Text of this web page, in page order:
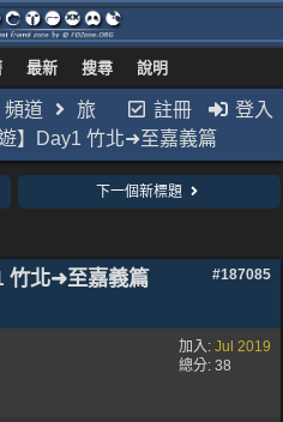
最新 搜尋 說明
註冊 登入
頻道
旅
】Day1 竹北➜至嘉義篇
下一個新標題
竹北➜至嘉義篇 #187085
加入: Jul 2019
總分: 38